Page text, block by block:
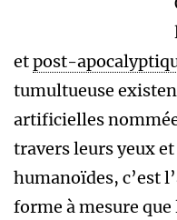
etpost-
tumultueuse
artificielles
travers leurs yeux
humanoïdes, c’est
forme à mesure